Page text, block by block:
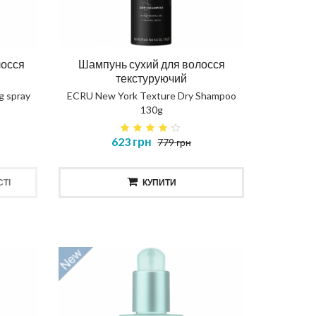
spray
Шампунь сухий для волосся
текстуруючий
ECRU New York Texture Dry Shampoo
130g
623 грн 779 грн
КУПИТИ